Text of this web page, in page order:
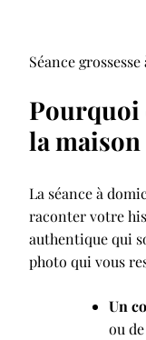
Séance
Pourquoi
la maison
La séance à
raconter votre
authentique qui
photo qui vous
Un
ou